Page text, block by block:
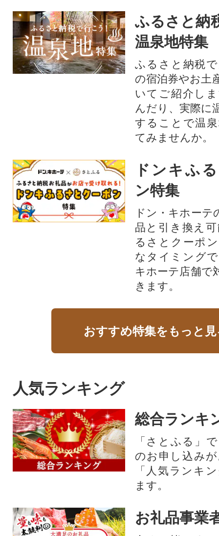
ふるさと納
温泉地特集
ふるさと納税
の宿泊券やお土
いてご紹介し
んだり、実際に
することで温
てみませんか。
ドンキふ
ン特集
ドン・キホーテ
品と引き換え
るさとクーポ
なタイミング
キホーテ店舗で
きます。
おすすめ特集をもっと
人気ランキング
総合ランキ
「さとふる」
のお申し込み
「人気ランキ
ます。
お礼品事業